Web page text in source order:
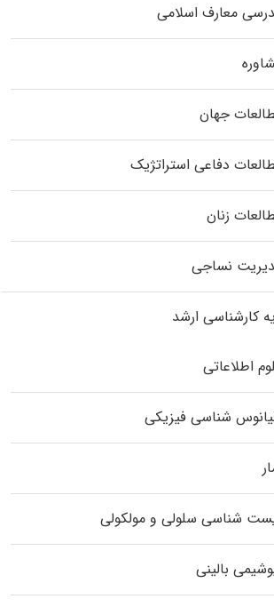
معارف اسلامی
جهان
دفاعی استراتژیک
زنان
نساجی
کارشناسی ارشد
اطلاعاتی
شناسی فیزیکی
شناسی سلولی و مولکولی
بالینی